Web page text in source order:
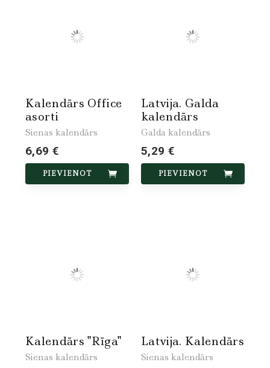
Kalendārs Office
asorti
Sienas kalendārs
6,69 €
PIEVIENOT
Latvija. Galda
kalendārs
Galda kalendārs
5,29 €
PIEVIENOT
Kalendārs "Rīga"
Sienas kalendārs
Latvija. Kalendārs
Sienas kalendārs